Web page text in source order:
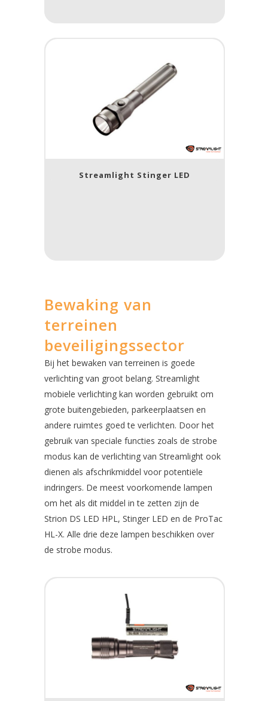
Streamlight Stinger LED
Bewaking van
terreinen
beveiligingssector
Bij het bewaken van terreinen is goede
verlichting van groot belang. Streamlight
mobiele verlichting kan worden gebruikt om
grote buitengebieden, parkeerplaatsen en
andere ruimtes goed te verlichten. Door het
gebruik van speciale functies zoals de strobe
modus kan de verlichting van Streamlight ook
dienen als afschrikmiddel voor potentiële
indringers. De meest voorkomende lampen
om het als dit middel in te zetten zijn de
Strion DS LED HPL, Stinger LED en de ProTac
HL-X. Alle drie deze lampen beschikken over
de strobe modus.